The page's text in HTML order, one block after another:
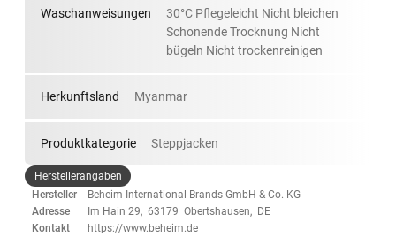
Waschanweisungen
30°C Pflegeleicht Nicht bleichen
Schonende Trocknung Nicht
bügeln Nicht trockenreinigen
Herkunftsland Myanmar
Produktkategorie Steppjacken
Herstellerangaben
Hersteller
Beheim International Brands GmbH & Co. KG
Adresse
Im Hain 29, 63179 Obertshausen, DE
Kontakt
https://www.beheim.de